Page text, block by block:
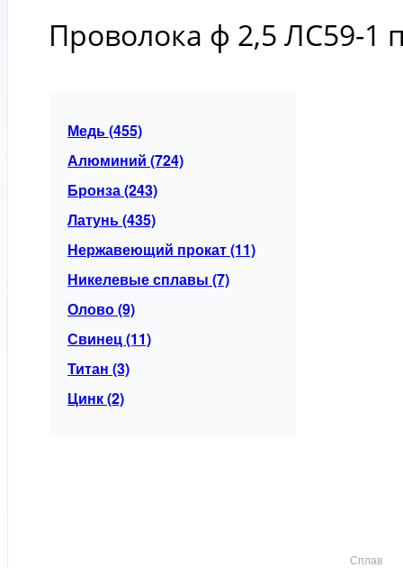
Проволока ф 2,5 ЛС59-1
Медь (455)
Алюминий (724)
Бронза (243)
Латунь (435)
Нержавеющий прокат (11)
Никелевые сплавы (7)
Олово (9)
Свинец (11)
Титан (3)
Цинк (2)
Сплав